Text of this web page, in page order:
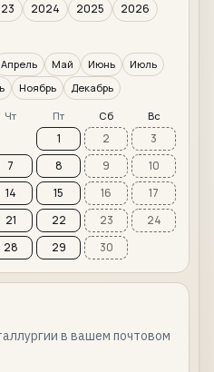
2024 2025
2026
Апрель Май Июнь
Июль
Ноябрь Декабрь
Чт Пт Сб Вс
1 2
3
7 8 9
10
14 15 16
17
21 22 23
24
28 29 30
в вашем почтовом